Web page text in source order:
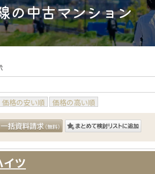
の中古マンション
価格の安い順 価格の高い順
ツ